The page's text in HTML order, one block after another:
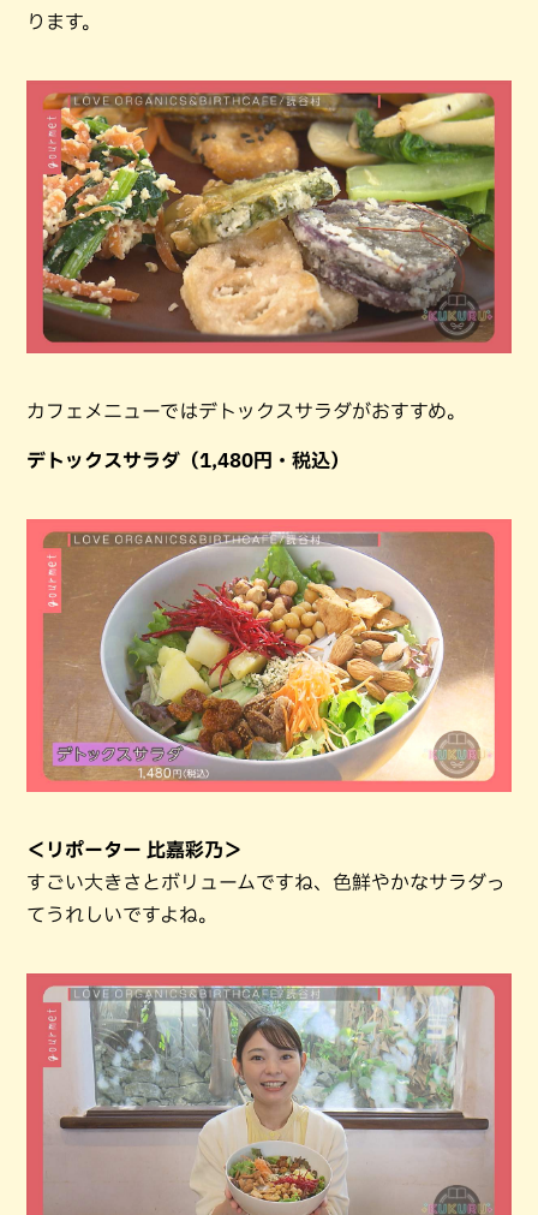
ります。
カフェメニューではデトックスサラダがおすすめ。
デトックスサラダ（1,480円・税込）
＜リポーター 比嘉彩乃＞
すごい大きさとボリュームですね、色鮮やかなサラダっ
てうれしいですよね。